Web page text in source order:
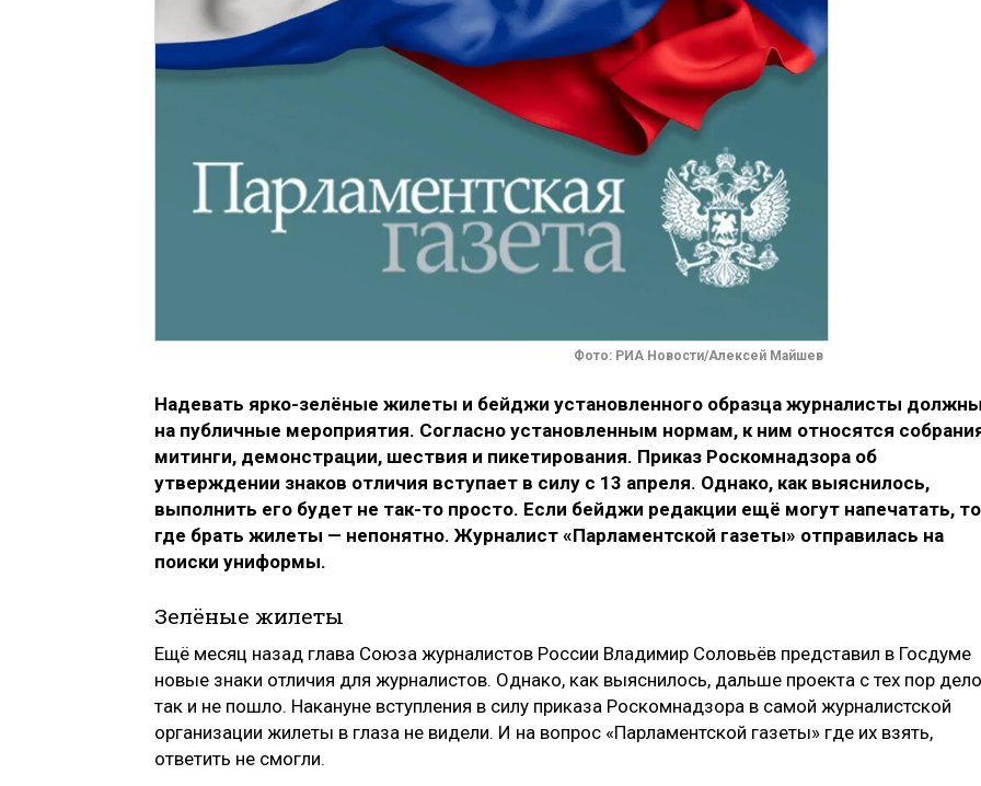
Фото: РИА Новости/Алексей Майшев
Надевать ярко-зелёные жилеты и бейджи установленного образца журналисты
на публичные мероприятия. Согласно установленным нормам, к ним относятся
митинги, демонстрации, шествия и пикетирования. Приказ Роскомнадзора об
утверждении знаков отличия вступает в силу с 13 апреля. Однако, как выяснилось,
выполнить его будет не так-то просто. Если бейджи редакции ещё могут напечатать, то
где брать жилеты — непонятно. Журналист «Парламентской газеты» отправилась на
поиски униформы.
Зелёные жилеты
Ещё месяц назад глава Союза журналистов России Владимир Соловьёв представил в Госдуме
новые знаки отличия для журналистов. Однако, как выяснилось, дальше проекта с тех пор дело
так и не пошло. Накануне вступления в силу приказа Роскомнадзора в самой журналистской
организации жилеты в глаза не видели. И на вопрос «Парламентской газеты» где их взять,
ответить не смогли.